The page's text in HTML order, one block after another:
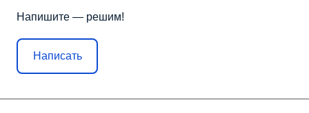
Напишите — решим!
Написать